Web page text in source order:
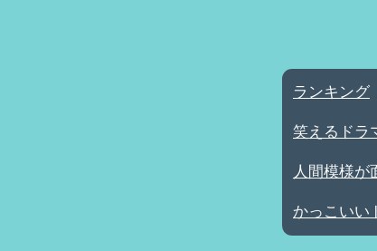
ランキング
笑えるドラ
人間模様が
かっこいい